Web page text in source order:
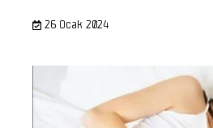
26 Ocak 2024